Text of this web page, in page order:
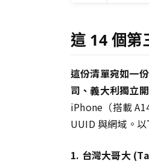
這 14 個第
這份清單宛如一
司、義大利獨立
iPhone（搭載
UUID 與網域。
1. 台灣大哥大